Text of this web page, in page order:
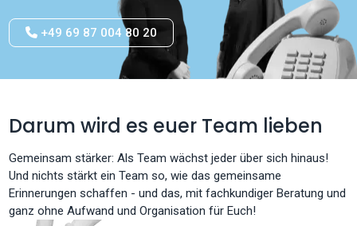
+49 69 87 004 80 20
Darum wird es euer Team lieben
Gemeinsam stärker: Als Team wächst jeder über sich hinaus!
Und nichts stärkt ein Team so, wie das gemeinsame
Erinnerungen schaffen - und das, mit fachkundiger Beratung und
ganz ohne Aufwand und Organisation für Euch!